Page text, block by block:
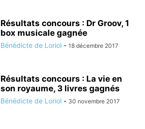
Résultats concours : Dr Groov, 1
box musicale gagnée
Bénédicte de Loriol - 18 décembre 2017
Résultats concours : La vie en
son royaume, 3 livres gagnés
Bénédicte de Loriol - 30 novembre 2017